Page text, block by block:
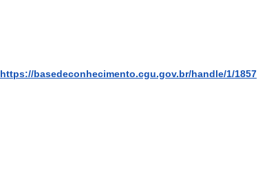
https://basedeconhecimento.cgu.gov.br/handle/1/1857